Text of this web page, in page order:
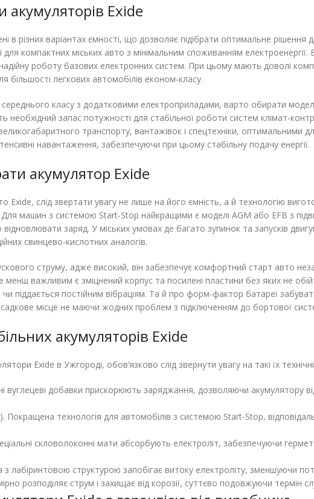
акумуляторів Exide
в різних варіантах ємності, що дозволяє підібрати оптимальне рішення
для компактних міських авто з мінімальним споживанням
роботу базових електронних систем. При цьому мають доволі
більшості легкових автомобілів економ-класу.
класу з додатковими електроприладами, варто обирати
необхідний запас потужності для стабільної роботи систем клімат-
транспорту, вантажівок і спецтехніки, оптимальними
навантаження, забезпечуючи при цьому стабільну подачу енергії.
акумулятор Exide
слід звертати увагу не лише на його ємність, а й технологію
Для машин з системою Start-Stop найкращими є моделі AGM або EFB з
відновлювати заряд. У міських умовах де багато зупинок та запусків
свинцево-кислотних аналогів.
струму, адже високий, він забезпечує комфортний старт авто
менш важливим є зміцнений корпус та посилені пластини без яких не
чи піддається постійним вібраціям. Та й про форм-фактор батареї
місце не маючи жодних проблем з підключенням до бортової
акумуляторів Exide
Exide в Ужгороді, обов’язково слід звернути увагу на такі їх
вуглецеві добавки прискорюють заряджання, дозволяючи акумулятору
Покращена технологія для автомобілів з системою Start-Stop,
скловолоконні мати абсорбують електроліт, забезпечуючи
з лабіринтовою структурою запобігає витоку електроліту, зменшуючи
розподіляє струм і захищає від корозії, суттєво подовжуючи термін